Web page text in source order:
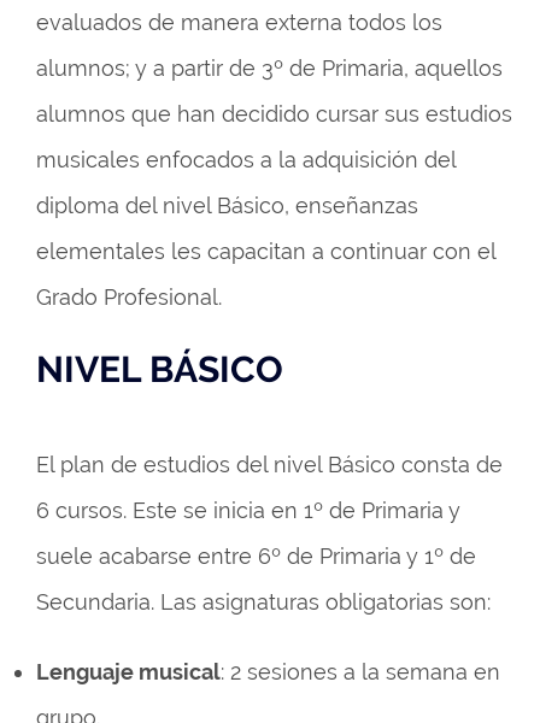
evaluados de manera externa todos los
alumnos; y a partir de 3º de Primaria, aquellos
alumnos que han decidido cursar sus estudios
musicales enfocados a la adquisición del
diploma del nivel Básico, enseñanzas
elementales les capacitan a continuar con el
Grado Profesional.
NIVEL BÁSICO
El plan de estudios del nivel Básico consta de
6 cursos. Este se inicia en 1º de Primaria y
suele acabarse entre 6º de Primaria y 1º de
Secundaria. Las asignaturas obligatorias son:
Lenguaje musical: 2 sesiones a la semana en